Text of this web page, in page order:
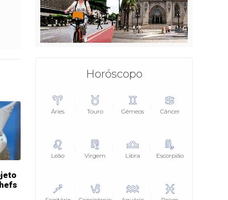
Horóscopo
Áries Touro Gêmeos Câncer
Leão Virgem Libra Escorpião